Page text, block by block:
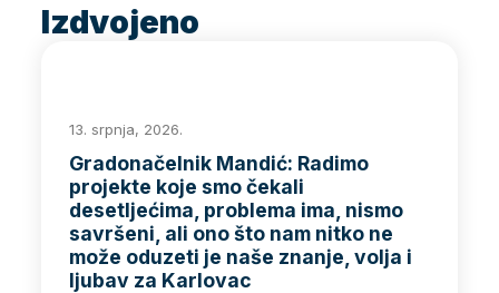
Izdvojeno
13. srpnja, 2026.
Gradonačelnik Mandić: Radimo
projekte koje smo čekali
desetljećima, problema ima, nismo
savršeni, ali ono što nam nitko ne
može oduzeti je naše znanje, volja i
ljubav za Karlovac